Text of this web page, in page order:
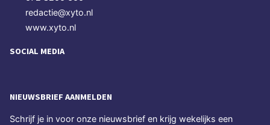
redactie@xyto.nl
www.xyto.nl
SOCIAL MEDIA
NIEUWSBRIEF AANMELDEN
Schrijf je in voor onze nieuwsbrief en krijg wekelijks een